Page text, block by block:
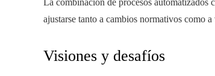
La combinación de procesos automatizados
ajustarse tanto a cambios normativos como
Visiones y desafíos